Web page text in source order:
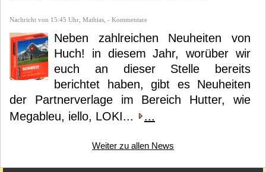
Nachricht von 15:45 Uhr, Mathias, - Kommentare
Neben zahlreichen Neuheiten von
Huch! in diesem Jahr, worüber wir
euch an dieser Stelle bereits
berichtet haben, gibt es Neuheiten
der Partnerverlage im Bereich Hutter, wie
Megableu, iello, LOKI...
...
Weiter zu allen News